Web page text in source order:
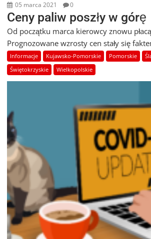
05 marca 2021 0
Ceny paliw poszły w górę
Od początku marca kierowcy znowu
Prognozowane wzrosty cen stały się
Informacje Kujawsko-Pomorskie Pomorskie
Świętokrzyskie
Wielkopolskie